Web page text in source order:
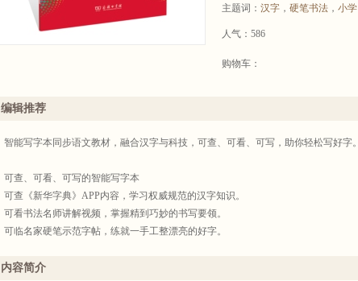
主题词： 汉字 ， 硬笔书法 ， 小学
人气：586
购物车：
编辑推荐
智能写字本同步语文教材，融合汉字与科技，可查、可看、可写，助你轻松写好字。
可查、可看、可写的智能写字本
可查《新华字典》APP内容，学习权威规范的汉字知识。
可看书法名师讲解视频，掌握精到巧妙的书写要领。
可临名家硬笔示范字帖，练就一手工整漂亮的好字。
内容简介